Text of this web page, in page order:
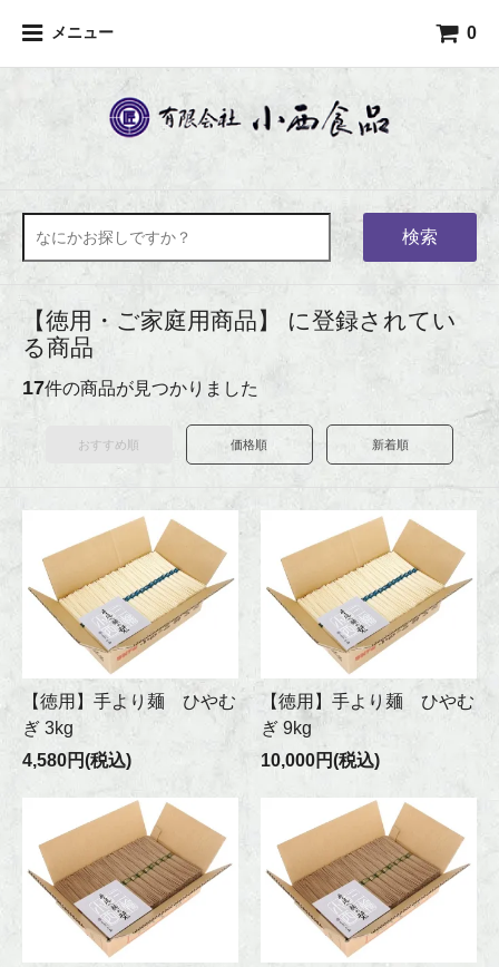
メニュー 0
検索
【徳用・ご家庭用商品】 に登録されてい
る商品
17件の商品が見つかりました
おすすめ順 価格順 新着順
【徳用】手より麺 ひやむ
ぎ 3kg
4,580円(税込)
【徳用】手より麺 ひやむ
ぎ 9kg
10,000円(税込)